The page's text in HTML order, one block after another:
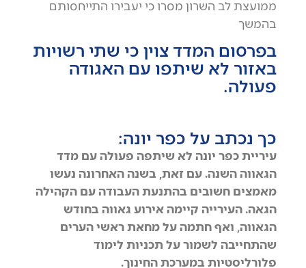
ממועצת לב השרון מסרו כי יעבירו התייחסותם
בהמשך
בפרסום המדד צוין כי שתי רשויות
באזור לא שיתפו עם האגודה
פעולה.
כך נכתב על כפר יונה:
עיריית כפר יונה לא שיתפה פעולה עם מדד
הגאווה השנה. עם זאת, בשנה האחרונה נעשו
מאמצים חשובים בהתנעת העבודה עם הקהילה
הגאה. העירייה קיימה אירוע גאווה בחודש
הגאווה, ואף חתמה על מחאת ראשי הערים
שהתחייבה לשמור על תכניות לימוד
פלורליסטיות במערכת החינוך.